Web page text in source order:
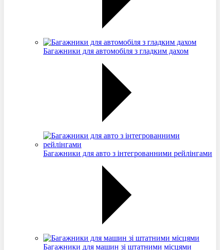
Багажники для автомобіля з гладким дахом
Багажники для авто з інтегрованними рейлінгами
Багажники для машин зі штатними місцями